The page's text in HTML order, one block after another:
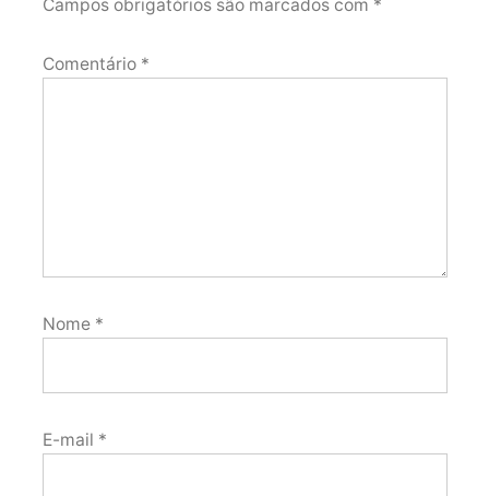
Campos obrigatórios são marcados com *
Comentário *
Nome *
E-mail *